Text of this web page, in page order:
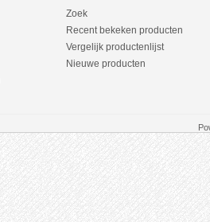
Zoek
Recent bekeken producten
Vergelijk productenlijst
Nieuwe producten